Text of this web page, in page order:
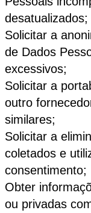
desatualizados;
Solicitar a
de Dados
excessivos;
Solicitar a
outro
similares;
Solicitar a
coletados e
consentimento;
Obter
ou privadas